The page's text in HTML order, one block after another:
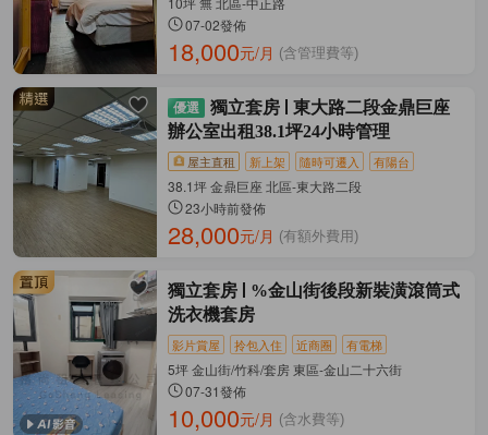
07-02發佈
18,000元/月 (含管理費等)
獨立套房
東大路二段金鼎巨座
辦公室出租38.1坪24小時管理
屋主直租 新上架 隨時可遷入 有陽台
38.1坪 金鼎巨座 北區-東大路二段
23小時前發佈
28,000元/月 (有額外費用)
獨立套房
%金山街後段新裝潢滾筒式
洗衣機套房
影片賞屋 拎包入住 近商圈 有電梯
5坪 金山街/竹科/套房 東區-金山二十六街
07-31發佈
10,000元/月 (含水費等)